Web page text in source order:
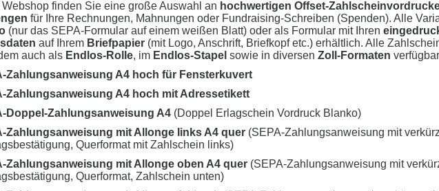
Webshop finden Sie eine große Auswahl an hochwertigen Offset-
für Ihre Rechnungen, Mahnungen oder Fundraising-Schreiben (Spenden). Alle
(nur das SEPA-Formular auf einem weißen Blatt) oder als Formular mit Ihren
auf Ihrem Briefpapier (mit Logo, Anschrift, Briefkopf etc.) erhältlich. Alle
auch als Endlos-Rolle, im Endlos-Stapel sowie in diversenZoll-Formaten
Zahlungsanweisung A4 hoch für Fensterkuvert
Zahlungsanweisung A4 hoch mit Adressetikett
Doppel-Zahlungsanweisung A4 (Doppel Erlagschein Vordruck Blanko)
Zahlungsanweisung mit Allonge links A4 quer (SEPA-Zahlungsanweisung mit
Querformat mit Zahlschein links)
Zahlungsanweisung mit Allonge oben A4 quer (SEPA-Zahlungsanweisung mit
Querformat, Zahlschein unten)